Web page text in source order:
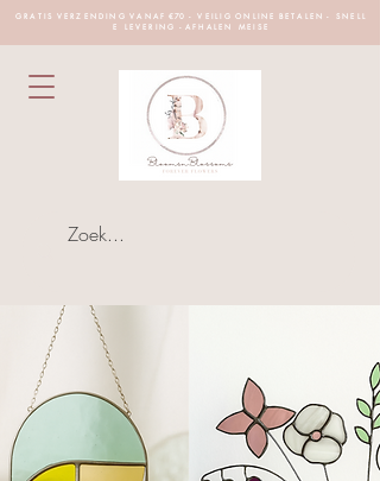
G R A T I S V E R Z E N D I N G V A N A F €70 - V E I L I G O N L I N E B E T A L E N - S N E L L
E L E V E R I N G - A F H A L E N M E I S E